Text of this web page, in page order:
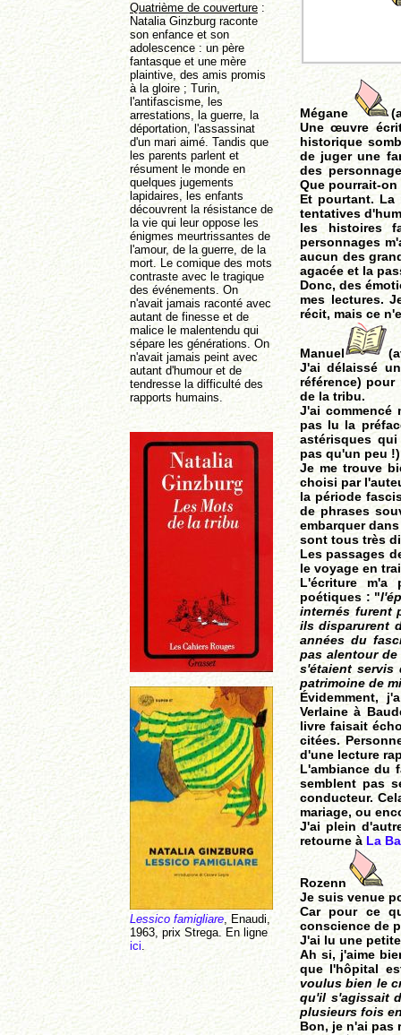
Quatrième de couverture :
Natalia Ginzburg raconte
son enfance et son
adolescence : un père
fantasque et une mère
plaintive, des amis promis
à la gloire ; Turin,
l'antifascisme, les
arrestations, la guerre, la
déportation, l'assassinat
d'un mari aimé. Tandis que
les parents parlent et
résument le monde en
quelques jugements
lapidaires, les enfants
découvrent la résistance de
la vie qui leur oppose les
énigmes meurtrissantes de
l'amour, de la guerre, de la
mort. Le comique des mots
contraste avec le tragique
des événements. On
n'avait jamais raconté avec
autant de finesse et de
malice le malentendu qui
sépare les générations. On
n'avait jamais peint avec
autant d'humour et de
tendresse la difficulté des
rapports humains.
Lessico famigliare, Enaudi,
1963, prix Strega. En ligne
ici.
Mégane
Une œuvre
historique
de juger une
des
Que pourrait-
Et pourtant. La
tentatives
les histoires
personnages
aucun des
agacée et la
Donc, des
mes lectures.
récit, mais ce
Manuel
J'ai délaissé
référence)
de la tribu.
J'ai commencé
pas lu la
astérisques
pas qu'un peu
Je me trouve
choisi par
la période
de phrases
embarquer
sont tous très
Les passages
le voyage en
L'écriture m'a
poétiques : "
internés furent
ils disparurent
années du
pas alentour
s'étaient servis
patrimoine de
Évidemment,
Verlaine à
livre faisait
citées.
d'une lecture
L'ambiance du
semblent pas
conducteur.
mariage, ou
J'ai plein
retourne à La
Rozenn
Je suis venue
Car pour ce
conscience de
J'ai lu une
Ah si, j'aime
que l'hôpital
voulus bien le
qu'il s'agissait
plusieurs fois
Bon, je n'ai pas